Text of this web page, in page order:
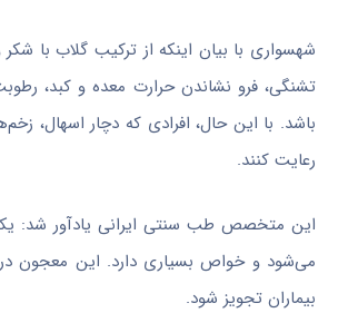
شهسواری با بیان اینکه از ترکیب گلاب با
تشنگی، فرو نشاندن حرارت معده و کبد،
باشد. با این حال، افرادی که دچار اسهال،
رعایت کنند.
این‌ متخصص طب سنتی ایرانی یادآور شد:
می‌شود و خواص بسیاری دارد. این معجون
بیماران تجویز شود.